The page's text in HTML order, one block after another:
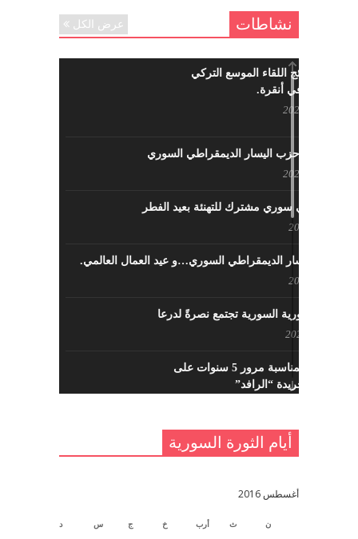
نشاطات عرض الكل
ما هي نتائج اللقاء الموسع التركي
السوري في أنقرة.
نشاطات حزب اليسار الديمقراطي السوري
لقاء تركي سوري مشترك للتهنئة بعيد الفطر
حزب اليسار الديمقراطي السوري…و عيد العمال العالمي.
القوى الثورية السورية تجتمع نصرةً لدرعا
احتفالية بمناسبة مرور 5 سنوات على
تأسيس جريدة “الرافد”
القدس والربيع العربي في ندوة لحزب
أسبوع ثقافي في ذكرى الاستقلال
أيام الثورة السورية
أغسطس 2016
ن ث أرب خ ج س د